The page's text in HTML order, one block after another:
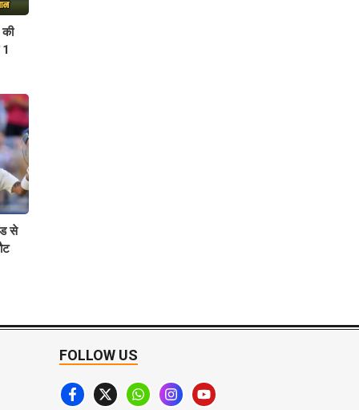
की
से
FOLLOW US